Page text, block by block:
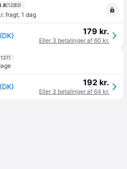
(1280)
fragt, 1 dag
179 kr.
Eller 3 betalinger af 60 kr.
192 kr.
Eller 3 betalinger af 64 kr.